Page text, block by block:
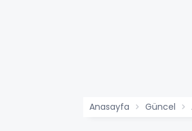
Anasayfa Güncel